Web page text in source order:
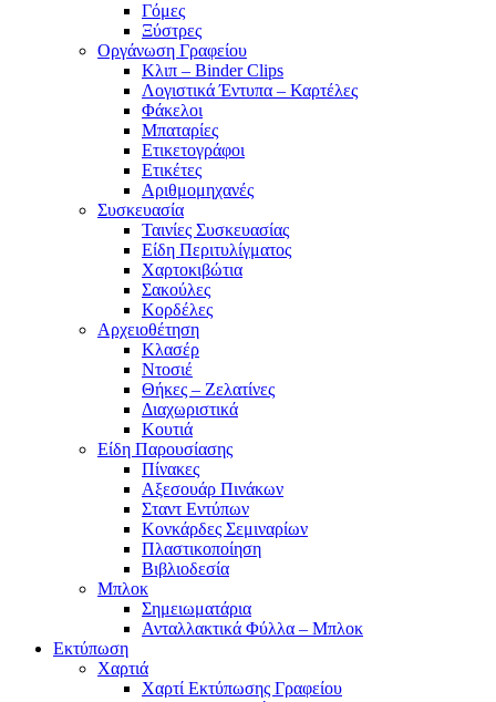
Γόμες
Ξύστρες
Οργάνωση Γραφείου
Κλιπ – Binder Clips
Λογιστικά Έντυπα – Καρτέλες
Φάκελοι
Μπαταρίες
Ετικετογράφοι
Ετικέτες
Αριθμομηχανές
Συσκευασία
Ταινίες Συσκευασίας
Είδη Περιτυλίγματος
Χαρτοκιβώτια
Σακούλες
Κορδέλες
Αρχειοθέτηση
Κλασέρ
Ντοσιέ
Θήκες – Ζελατίνες
Διαχωριστικά
Κουτιά
Είδη Παρουσίασης
Πίνακες
Αξεσουάρ Πινάκων
Σταντ Εντύπων
Κονκάρδες Σεμιναρίων
Πλαστικοποίηση
Βιβλιοδεσία
Μπλοκ
Σημειωματάρια
Ανταλλακτικά Φύλλα – Μπλοκ
Εκτύπωση
Χαρτιά
Χαρτί Εκτύπωσης Γραφείου